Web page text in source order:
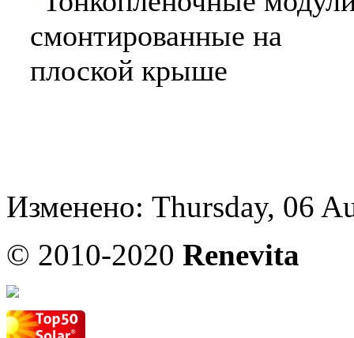
Изменено: Thursday, 06
© 2010-2020 Renevita